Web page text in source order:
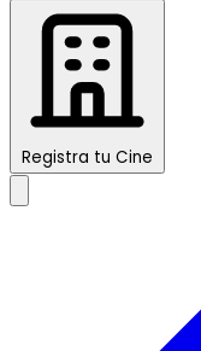
Registra tu Cine